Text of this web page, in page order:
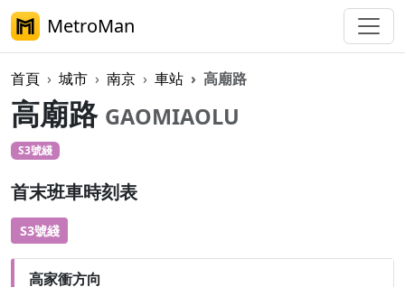
MetroMan
首頁 城市 南京 車站 高廟路
高廟路 GAOMIAOLU
S3號綫
首末班車時刻表
S3號綫
高家衝方向